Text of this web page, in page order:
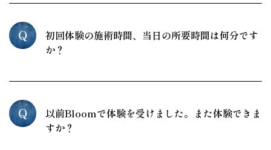
Q
初回体験の施術時間、当日の所要時間は何分です
か？
Q
以前Bloomで体験を受けました。また体験できま
すか？